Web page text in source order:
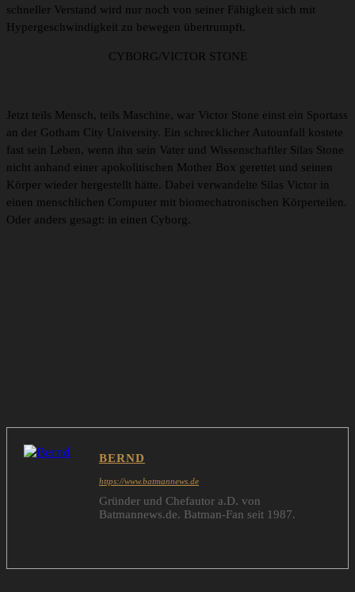
schneller Verstand wird nur noch von seiner Fähigkeit sich mit
Hypergeschwindigkeit zu bewegen übertrumpft.
CYBORG/VICTOR STONE
Jetzt teils Mensch, teils Maschine, war Victor Stone einst ein Sportass
an der Gotham City University. Ein schrecklicher Autounfall kostete
fast sein Leben, wenn ihn sein Vater und Wissenschaftler Silas Stone
nicht anhand einer apokolitischen Mother Box gerettet und seinen
Körper wieder hergestellt hätte. Dabei verwandelte Silas Victor in
einen menschlichen Computer mit biomechatronischen Körperteilen.
Oder anders gesagt: in einen Cyborg.
BERND
https://www.batmannews.de
Gründer und Chefautor a.D. von
Batmannews.de. Batman-Fan seit 1987.